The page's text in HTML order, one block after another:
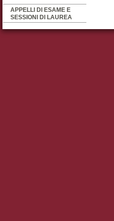
APPELLI DI ESAME E
SESSIONI DI LAUREA